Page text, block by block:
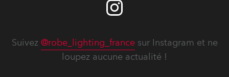
Suivez @robe_lighting_francesur Instagram et ne
loupez aucune actualité !